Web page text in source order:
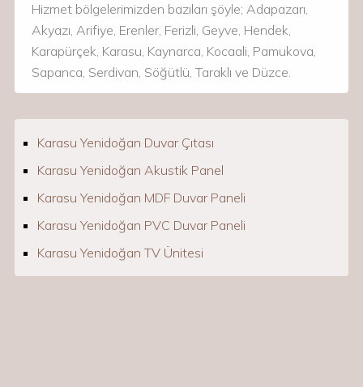
Hizmet bölgelerimizden bazıları şöyle; Adapazarı,
Akyazı, Arifiye, Erenler, Ferizli, Geyve, Hendek,
Karapürçek, Karasu, Kaynarca, Kocaali, Pamukova,
Sapanca, Serdivan, Söğütlü, Taraklı ve Düzce.
Karasu Yenidoğan Duvar Çıtası
Karasu Yenidoğan Akustik Panel
Karasu Yenidoğan MDF Duvar Paneli
Karasu Yenidoğan PVC Duvar Paneli
Karasu Yenidoğan TV Ünitesi